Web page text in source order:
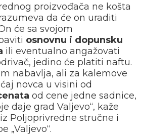
proizvođača ne košta
da će on uraditi
će sa svojom
osnovnu i dopunsku
ili eventualno angažovati
jedino će platiti naftu.
nabavlja, ali za kalemove
novca u visini od
od cene jedne sadnice,
daje grad Valjevo“, kaže
Poljoprivredne stručne i
„Valjevo“.